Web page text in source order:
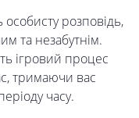
розповідь,
та незабутнім.
ігровий процес
тримаючи вас
часу.